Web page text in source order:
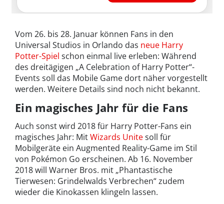
Vom 26. bis 28. Januar können Fans in den
Universal Studios in Orlando das neue Harry
Potter-Spiel schon einmal live erleben: Während
des dreitägigen „A Celebration of Harry Potter“-
Events soll das Mobile Game dort näher vorgestellt
werden. Weitere Details sind noch nicht bekannt.
Ein magisches Jahr für die Fans
Auch sonst wird 2018 für Harry Potter-Fans ein
magisches Jahr: MitWizards Unitesoll für
Mobilgeräte ein Augmented Reality-Game im Stil
von Pokémon Go erscheinen. Ab 16. November
2018 will Warner Bros. mit „Phantastische
Tierwesen: Grindelwalds Verbrechen“ zudem
wieder die Kinokassen klingeln lassen.